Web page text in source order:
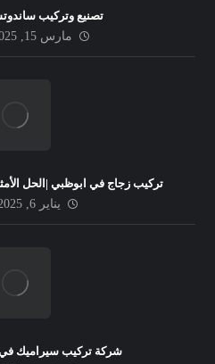
تصنيع وتركيب
مارس 15, 2025
تركيب زجاج في ابوظبي |الحل
يناير 6, 2025
شركة تركيب سيراميك في دبي